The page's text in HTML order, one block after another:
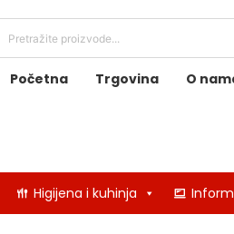
Početna Trgovina O
Higijena i kuhinja